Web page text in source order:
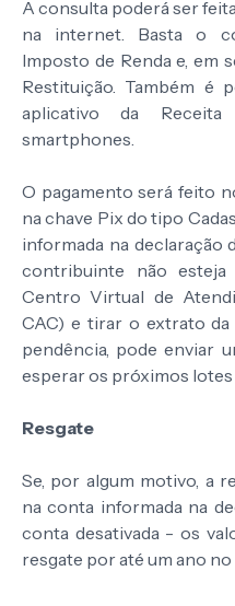
A consulta poderá ser
na internet. Basta o
Imposto de Renda e, em
Restituição. Também é
aplicativo da
smartphones.
O pagamento será feito
na chave Pix do tipo
informada na declaração
contribuinte não
Centro Virtual de
CAC) e tirar o extrato da
pendência, pode enviar
esperar os próximos lotes
Resgate
Se, por algum motivo, a
na conta informada na
conta desativada - os
resgate por até um ano